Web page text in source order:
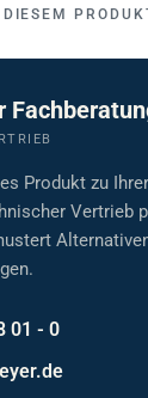
Produkt zu
Vertrieb
01 - 0